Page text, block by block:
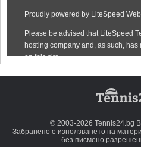
© 2003-2026 Tennis24.bg
Забранено е използването на
без писмено